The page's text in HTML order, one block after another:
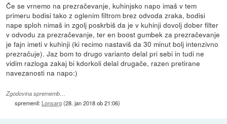
Če se vrnemo na prezračevanje, kuhinjsko napo imaš v tem
primeru bodisi tako z oglenim filtrom brez odvoda zraka, bodisi
nape sploh nimaš in zgolj poskrbiš da je v kuhinji dovolj dober filter
v odvodu za prezračevanje, ter en boost gumbek za prezračevanje
je fajn imeti v kuhinji (ki recimo nastaviš da 30 minut bolj intenzivno
prezračuje). Jaz bom to drugo varianto delal pri sebi in tudi ne
vidim razloga zakaj bi kdorkoli delal drugače, razen pretirane
navezanosti na napo:)
Zgodovina sprememb…
spremenil: Lonsarg(28. jan 2018 ob 21:06)